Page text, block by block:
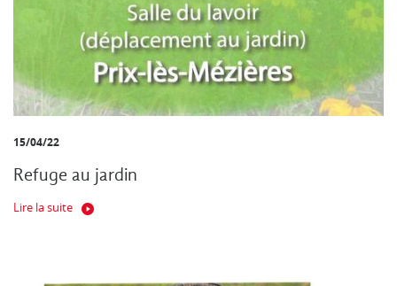
15/04/22
Refuge au jardin
Lire la suite